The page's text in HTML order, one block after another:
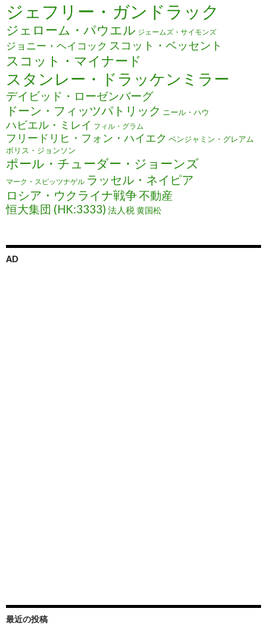
ジェフリー・ガンドラック
ジェローム・パウエル ジェームズ・サイモンズ
ジョニー・ヘイコック スコット・ベッセント
スコット・マイナード
スタンレー・ドラッケンミラー
デイビッド・ローゼンバーグ
ドーン・フィッツパトリック ニール・ハウ
ハビエル・ミレイ フィル・グラム
フリードリヒ・フォン・ハイエク ベンジャミン・グレアム
ボリス・ジョンソン
ポール・チューダー・ジョーンズ
マーク・スピッツナゲル ラッセル・ネイピア
ロシア・ウクライナ戦争不動産
恒大集団 (HK:3333) 法人税黄国松
AD
最近の投稿